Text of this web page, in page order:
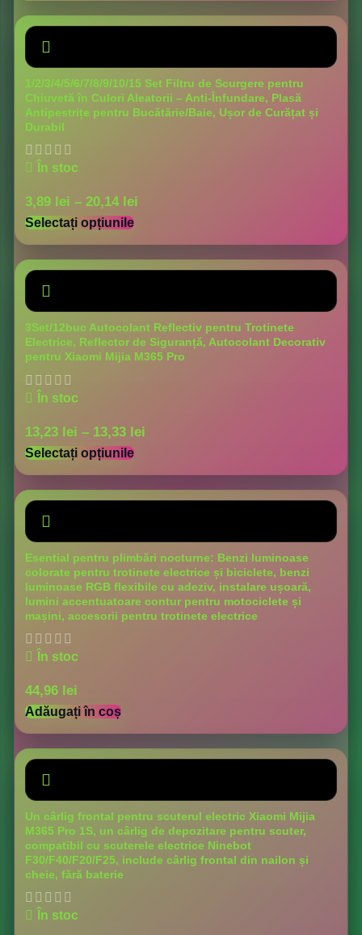
1/2/3/4/5/6/7/8/9/10/15 Set Filtru de Scurgere pentru
Chiuvetă în Culori Aleatorii – Anti-Înfundare, Plasă
Antipestrițe pentru Bucătărie/Baie, Ușor de Curățat și
Durabil
În stoc
3,89 lei – 20,14 lei
Selectați opțiunile
3Set/12buc Autocolant Reflectiv pentru Trotinete
Electrice, Reflector de Siguranță, Autocolant Decorativ
pentru Xiaomi Mijia M365 Pro
În stoc
13,23 lei – 13,33 lei
Selectați opțiunile
Esential pentru plimbări nocturne: Benzi luminoase
colorate pentru trotinete electrice și biciclete, benzi
luminoase RGB flexibile cu adeziv, instalare ușoară,
lumini accentuatoare contur pentru motociclete și
mașini, accesorii pentru trotinete electrice
În stoc
44,96 lei
Adăugați în coș
Un cârlig frontal pentru scuterul electric Xiaomi Mijia
M365 Pro 1S, un cârlig de depozitare pentru scuter,
compatibil cu scuterele electrice Ninebot
F30/F40/F20/F25, include cârlig frontal din nailon și
cheie, fără baterie
În stoc